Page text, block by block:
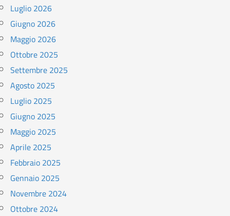
Luglio 2026
Giugno 2026
Maggio 2026
Ottobre 2025
Settembre 2025
Agosto 2025
Luglio 2025
Giugno 2025
Maggio 2025
Aprile 2025
Febbraio 2025
Gennaio 2025
Novembre 2024
Ottobre 2024